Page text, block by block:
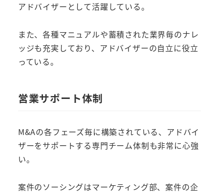
アドバイザーとして活躍している。
また、各種マニュアルや蓄積された業界毎のナレ
ッジも充実しており、アドバイザーの自立に役立
っている。
営業サポート体制
M&Aの各フェーズ毎に構築されている、アドバイ
ザーをサポートする専門チーム体制も非常に心強
い。
案件のソーシングはマーケティング部、案件の企